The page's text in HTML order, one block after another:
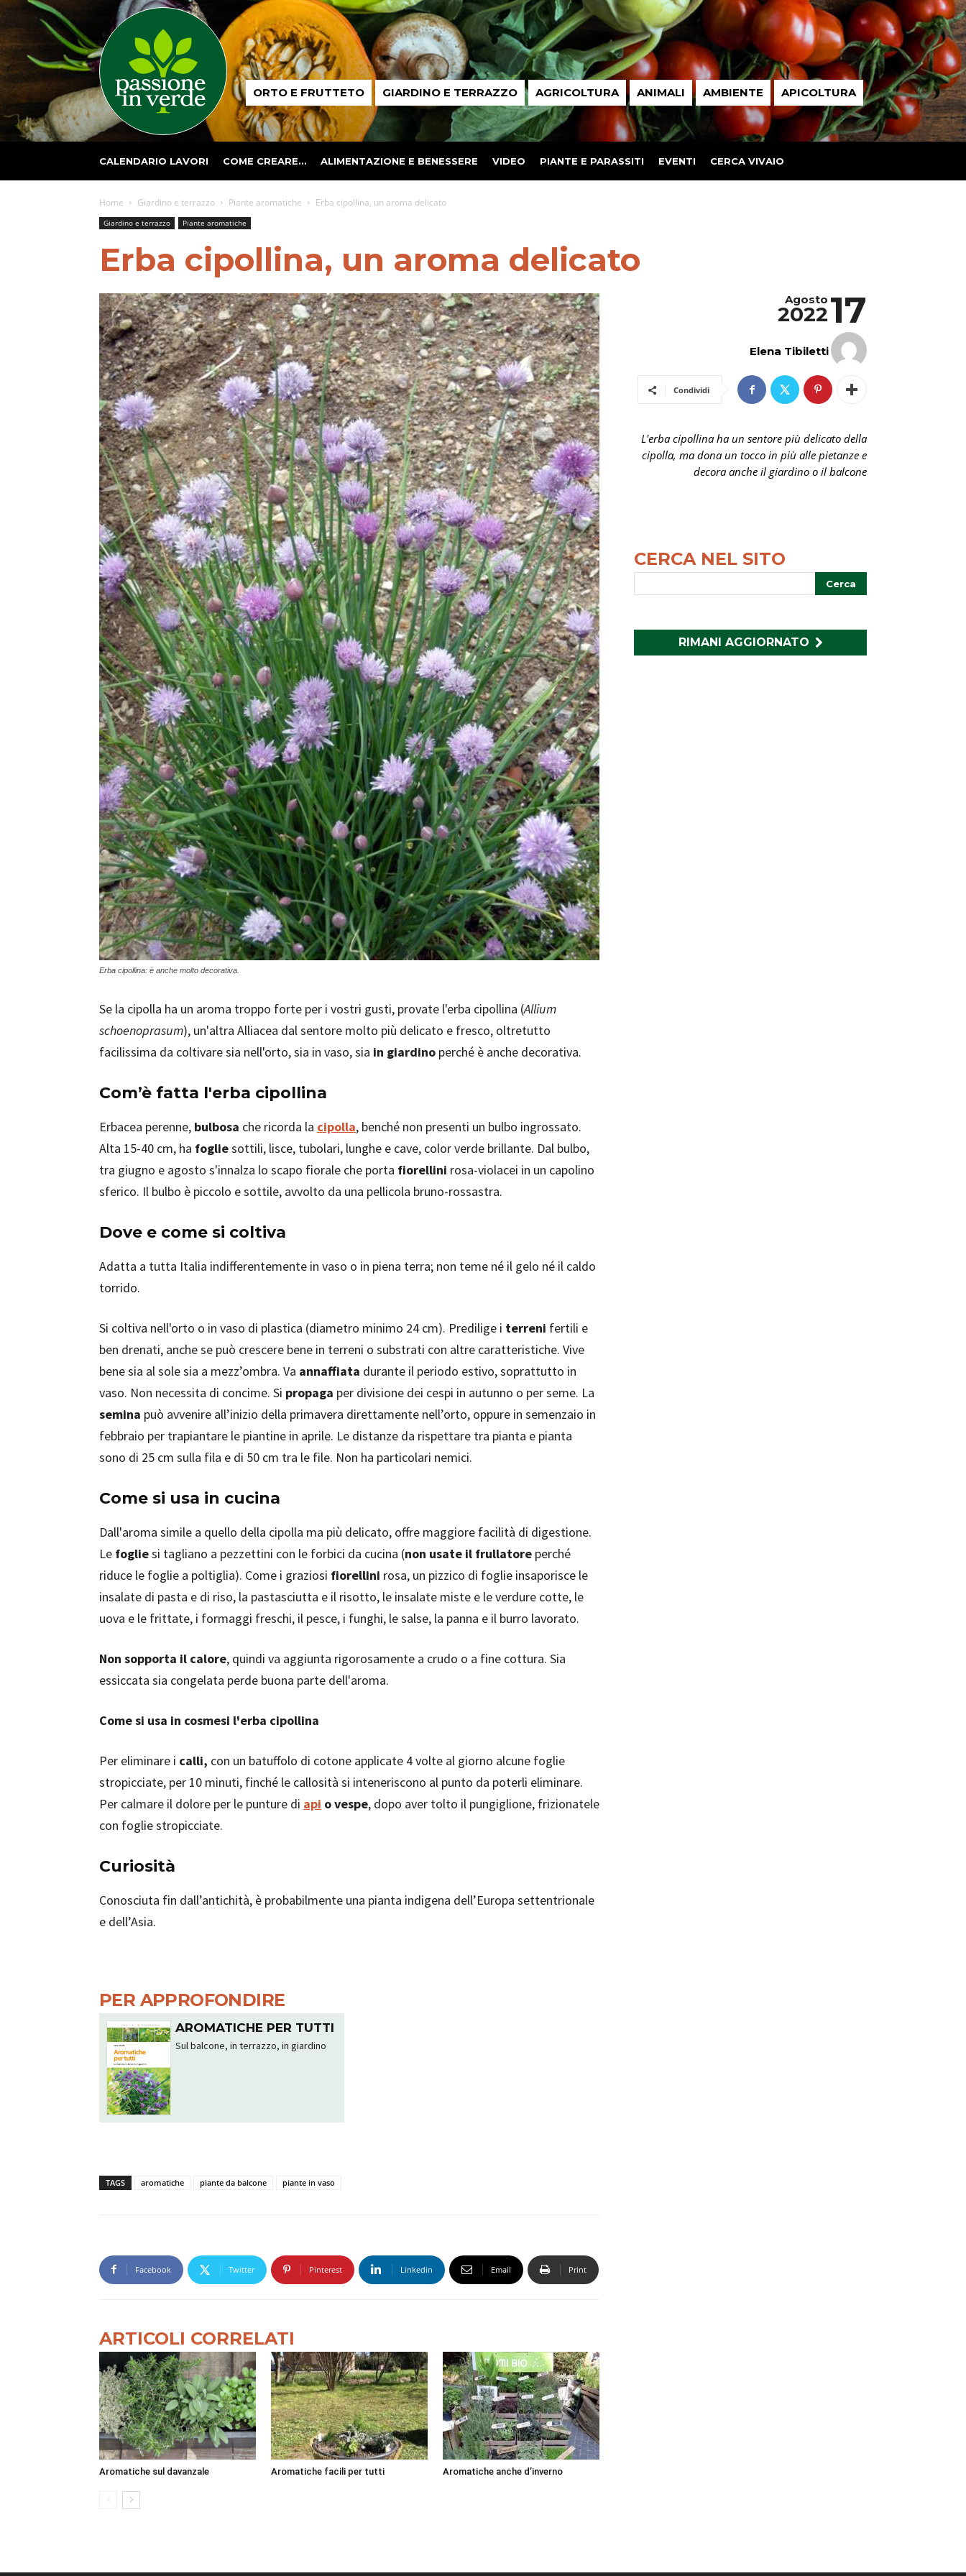
Passione
in ORTO E FRUTTETO GIARDINO E TERRAZZO AGRICOLTURA ANIMALI AMBIENTE APICOLTURA
CALENDARIO LAVORI COME CREARE… ALIMENTAZIONE E BENESSERE VIDEO PIANTE E PARASSITI EVENTI CERCA VIVAIO
Home Giardino e terrazzo Piante aromatiche Erba cipollina, un aroma delicato
Giardino e terrazzo Piante aromatiche
Erba cipollina, un aroma delicato
Erba cipollina: è anche molto decorativa.
Se la cipolla ha un aroma troppo forte per i vostri gusti, provate l'erba cipollina (Allium
schoenoprasum), un'altra Alliacea dal sentore molto più delicato e fresco, oltretutto
facilissima da coltivare sia nell'orto, sia in vaso, sia in giardino perché è anche decorativa.
Com’è fatta l'erba cipollina
Erbacea perenne, bulbosa che ricorda la cipolla, benché non presenti un bulbo ingrossato.
Alta 15-40 cm, ha fogliesottili, lisce, tubolari, lunghe e cave, color verde brillante. Dal bulbo,
tra giugno e agosto s'innalza lo scapo fiorale che porta fiorellini rosa-violacei in un capolino
sferico. Il bulbo è piccolo e sottile, avvolto da una pellicola bruno-rossastra.
Dove e come si coltiva
Adatta a tutta Italia indifferentemente in vaso o in piena terra; non teme né il gelo né il caldo
torrido.
Si coltiva nell'orto o in vaso di plastica (diametro minimo 24 cm). Predilige i terreni fertili e
ben drenati, anche se può crescere bene in terreni o substrati con altre caratteristiche. Vive
bene sia al sole sia a mezz’ombra. Va annaffiata durante il periodo estivo, soprattutto in
vaso. Non necessita di concime. Si propaga per divisione dei cespi in autunno o per seme. La
semina può avvenire all’inizio della primavera direttamente nell’orto, oppure in semenzaio in
febbraio per trapiantare le piantine in aprile. Le distanze da rispettare tra pianta e pianta
sono di 25 cm sulla fila e di 50 cm tra le file. Non ha particolari nemici.
Come si usa in cucina
Dall'aroma simile a quello della cipolla ma più delicato, offre maggiore facilità di digestione.
Le fogliesi tagliano a pezzettini con le forbici da cucina (non usate il frullatore perché
riduce le foglie a poltiglia). Come i graziosi fiorellini rosa, un pizzico di foglie insaporisce le
insalate di pasta e di riso, la pastasciutta e il risotto, le insalate miste e le verdure cotte, le
uova e le frittate, i formaggi freschi, il pesce, i funghi, le salse, la panna e il burro lavorato.
Non sopporta il calore, quindi va aggiunta rigorosamente a crudo o a fine cottura. Sia
essiccata sia congelata perde buona parte dell'aroma.
Come si usa in cosmesi l'erba cipollina
Per eliminare i calli, con un batuffolo di cotone applicate 4 volte al giorno alcune foglie
stropicciate, per 10 minuti, finché le callosità si inteneriscono al punto da poterli eliminare.
Per calmare il dolore per le punture di api o vespe, dopo aver tolto il pungiglione, frizionatele
con foglie stropicciate.
Curiosità
Conosciuta fin dall’antichità, è probabilmente una pianta indigena dell’Europa settentrionale
e dell’Asia.
PER APPROFONDIRE
AROMATICHE PER TUTTI
Sul balcone, in terrazzo, in giardino
TAGS aromatiche piante da balcone piante in vaso
Facebook Twitter Pinterest Linkedin Email Print
ARTICOLI CORRELATI
Aromatiche sul davanzale Aromatiche facili per tutti Aromatiche anche d’inverno
17
Agosto
2022
Elena Tibiletti
Condividi
L'erba cipollina ha un sentore più delicato della
cipolla, ma dona un tocco in più alle pietanze e
decora anche il giardino o il balcone
CERCA NEL SITO
RIMANI AGGIORNATO